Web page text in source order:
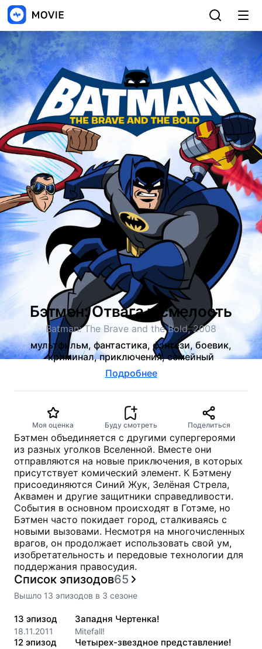
Бэтмен: Отвага и смелость
Batman: The Brave and the Bold, 2008
мультфильм, фантастика, фэнтези, боевик,
криминал, приключения, семейный
Подробнее
Моя оценка Буду смотреть Поделиться
Бэтмен объединяется с другими супергероями
из разных уголков Вселенной. Вместе они
отправляются на новые приключения, в которых
присутствует комический элемент. К Бэтмену
присоединяются Синий Жук, Зелёная Стрела,
Аквамен и другие защитники справедливости.
События в основном происходят в Готэме, но
Бэтмен часто покидает город, сталкиваясь с
новыми вызовами. Несмотря на многочисленных
врагов, он продолжает использовать свой ум,
изобретательность и передовые технологии для
поддержания правосудия.
Список эпизодов65
Вышло 13 эпизодов в 3 сезоне
13 эпизод
18.11.2011
Западня Чертенка!
Mitefall!
12 эпизод Четырех-звездное представление!